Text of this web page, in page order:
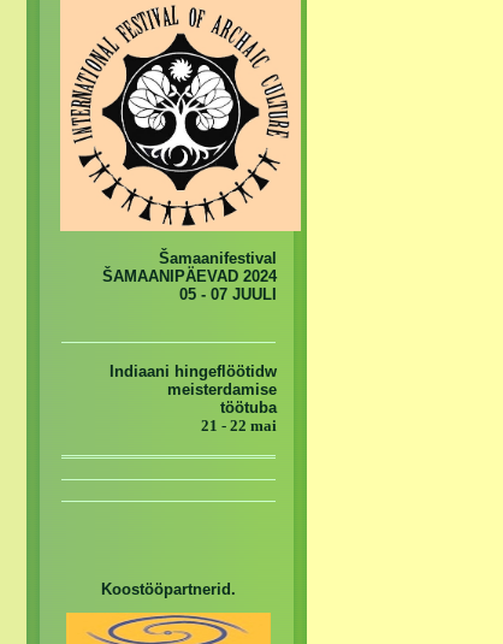
Šamaanifestival
ŠAMAANIPÄEVAD 2024
05 - 07 JUULI
Indiaani hingeflöötidw
meisterdamise
töötuba
21 - 22 mai
Koostööpartnerid.